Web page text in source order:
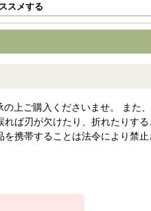
スメする
上ご購入くださいませ。 また
ば刃が欠けたり、折れたりする
携帯することは法令により禁止